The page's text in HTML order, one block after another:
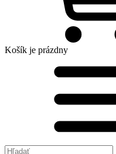
Košík je prázdny